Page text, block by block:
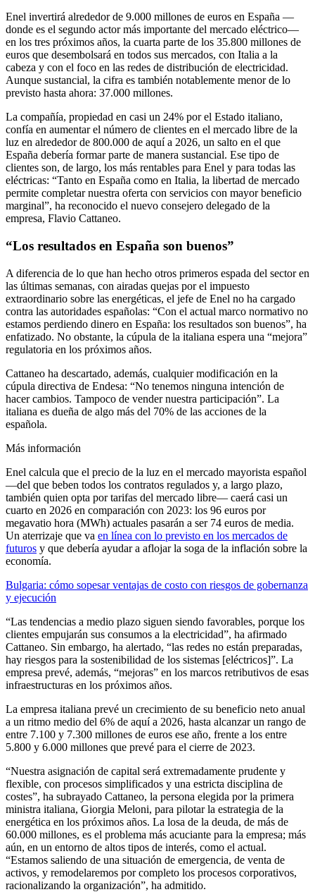
Enel invertirá alrededor de 9.000 millones de euros en España —
donde es el segundo actor más importante del mercado eléctrico—
en los tres próximos años, la cuarta parte de los 35.800 millones de
euros que desembolsará en todos sus mercados, con Italia a la
cabeza y con el foco en las redes de distribución de electricidad.
Aunque sustancial, la cifra es también notablemente menor de lo
previsto hasta ahora: 37.000 millones.
La compañía, propiedad en casi un 24% por el Estado italiano,
confía en aumentar el número de clientes en el mercado libre de la
luz en alrededor de 800.000 de aquí a 2026, un salto en el que
España debería formar parte de manera sustancial. Ese tipo de
clientes son, de largo, los más rentables para Enel y para todas las
eléctricas: “Tanto en España como en Italia, la libertad de mercado
permite completar nuestra oferta con servicios con mayor beneficio
marginal”, ha reconocido el nuevo consejero delegado de la
empresa, Flavio Cattaneo.
“Los resultados en España son buenos”
A diferencia de lo que han hecho otros primeros espada del sector en
las últimas semanas, con airadas quejas por el impuesto
extraordinario sobre las energéticas, el jefe de Enel no ha cargado
contra las autoridades españolas: “Con el actual marco normativo no
estamos perdiendo dinero en España: los resultados son buenos”, ha
enfatizado. No obstante, la cúpula de la italiana espera una “mejora”
regulatoria en los próximos años.
Cattaneo ha descartado, además, cualquier modificación en la
cúpula directiva de Endesa: “No tenemos ninguna intención de
hacer cambios. Tampoco de vender nuestra participación”. La
italiana es dueña de algo más del 70% de las acciones de la
española.
Más información
Enel calcula que el precio de la luz en el mercado mayorista español
—del que beben todos los contratos regulados y, a largo plazo,
también quien opta por tarifas del mercado libre— caerá casi un
cuarto en 2026 en comparación con 2023: los 96 euros por
megavatio hora (MWh) actuales pasarán a ser 74 euros de media.
Un aterrizaje que va en línea con lo previsto en los mercados de
futuros y que debería ayudar a aflojar la soga de la inflación sobre la
economía.
Bulgaria: cómo sopesar ventajas de costo con riesgos de gobernanza
y ejecución
“Las tendencias a medio plazo siguen siendo favorables, porque los
clientes empujarán sus consumos a la electricidad”, ha afirmado
Cattaneo. Sin embargo, ha alertado, “las redes no están preparadas,
hay riesgos para la sostenibilidad de los sistemas [eléctricos]”. La
empresa prevé, además, “mejoras” en los marcos retributivos de esas
infraestructuras en los próximos años.
La empresa italiana prevé un crecimiento de su beneficio neto anual
a un ritmo medio del 6% de aquí a 2026, hasta alcanzar un rango de
entre 7.100 y 7.300 millones de euros ese año, frente a los entre
5.800 y 6.000 millones que prevé para el cierre de 2023.
“Nuestra asignación de capital será extremadamente prudente y
flexible, con procesos simplificados y una estricta disciplina de
costes”, ha subrayado Cattaneo, la persona elegida por la primera
ministra italiana, Giorgia Meloni, para pilotar la estrategia de la
energética en los próximos años. La losa de la deuda, de más de
60.000 millones, es el problema más acuciante para la empresa; más
aún, en un entorno de altos tipos de interés, como el actual.
“Estamos saliendo de una situación de emergencia, de venta de
activos, y remodelaremos por completo los procesos corporativos,
racionalizando la organización”, ha admitido.